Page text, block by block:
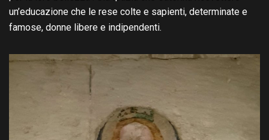
un’educazione che le rese colte e sapienti, determinate e
famose, donne libere e indipendenti.